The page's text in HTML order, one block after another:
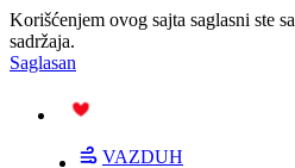
Korišćenjem ovog sajta saglasni ste sa
sadržaja.
Saglasan
VAZDUH